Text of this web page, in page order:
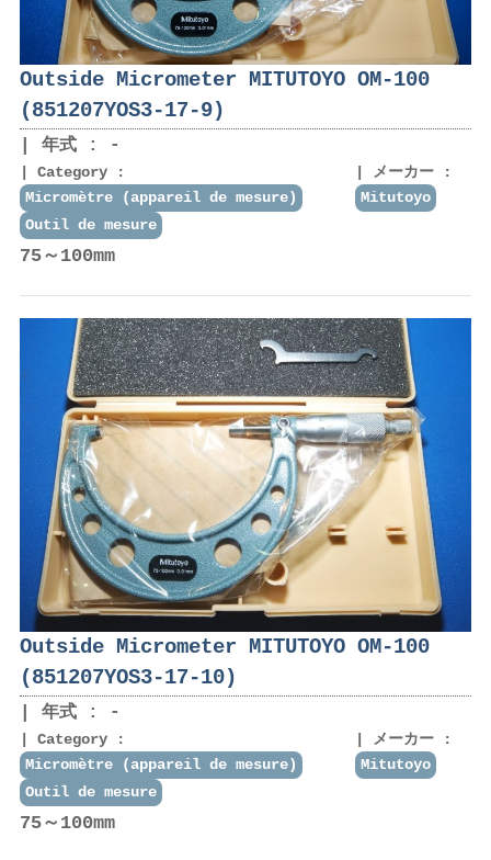
Outside Micrometer MITUTOYO OM-100
(851207YOS3-17-9)
年式 : -
Category :
Micromètre (appareil de mesure)
Outil de mesure
メーカー :
Mitutoyo
75～100mm
Outside Micrometer MITUTOYO OM-100
(851207YOS3-17-10)
年式 : -
Category :
Micromètre (appareil de mesure)
Outil de mesure
メーカー :
Mitutoyo
75～100mm